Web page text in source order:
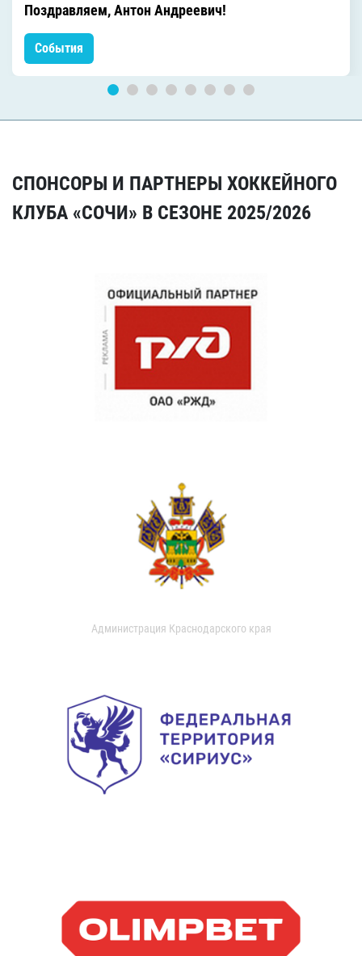
Поздравляем, Антон Андреевич!
События
СПОНСОРЫ И ПАРТНЕРЫ ХОККЕЙНОГО
КЛУБА «СОЧИ» В СЕЗОНЕ 2025/2026
Администрация Краснодарского края